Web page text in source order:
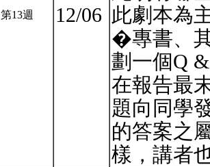
第13週 12/06 此劇本為
�專書、
劃一個Q
在報告最
題向同學
的答案之
樣，講者